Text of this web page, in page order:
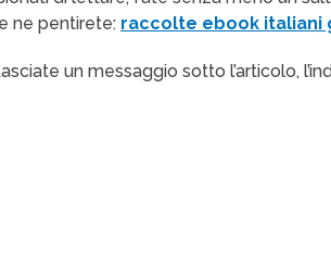
ne pentirete: raccolte ebook italiani
un messaggio sotto l’articolo,